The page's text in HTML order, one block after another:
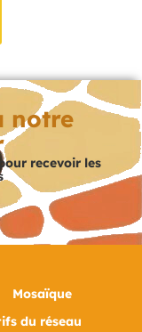
notre
recevoir les
Mosaïque
du réseau